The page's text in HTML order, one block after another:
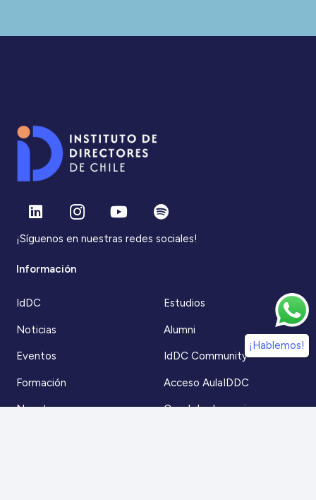
¡Síguenos en nuestras redes sociales!
Información
IdDC
Noticias
Eventos
Formación
Nosotros
Estudios
Alumni
IdDC Community
Acceso AulaIDDC
Canal de denuncias
¡Hablemos!